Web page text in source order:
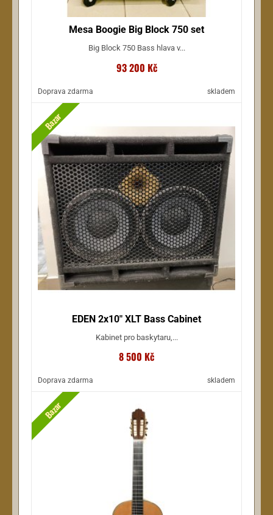
Mesa Boogie Big Block 750 set
Big Block 750 Bass hlava v...
93 200 Kč
Doprava zdarma skladem
EDEN 2x10" XLT Bass Cabinet
Kabinet pro baskytaru,...
8 500 Kč
Bazar
Doprava zdarma skladem
Bazar